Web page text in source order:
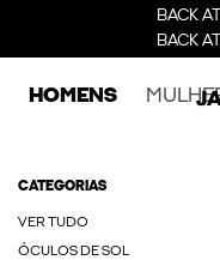
BACK
BACK
HOMENS
CATEGORIAS
VER TUDO
ÓCULOS DE SOL